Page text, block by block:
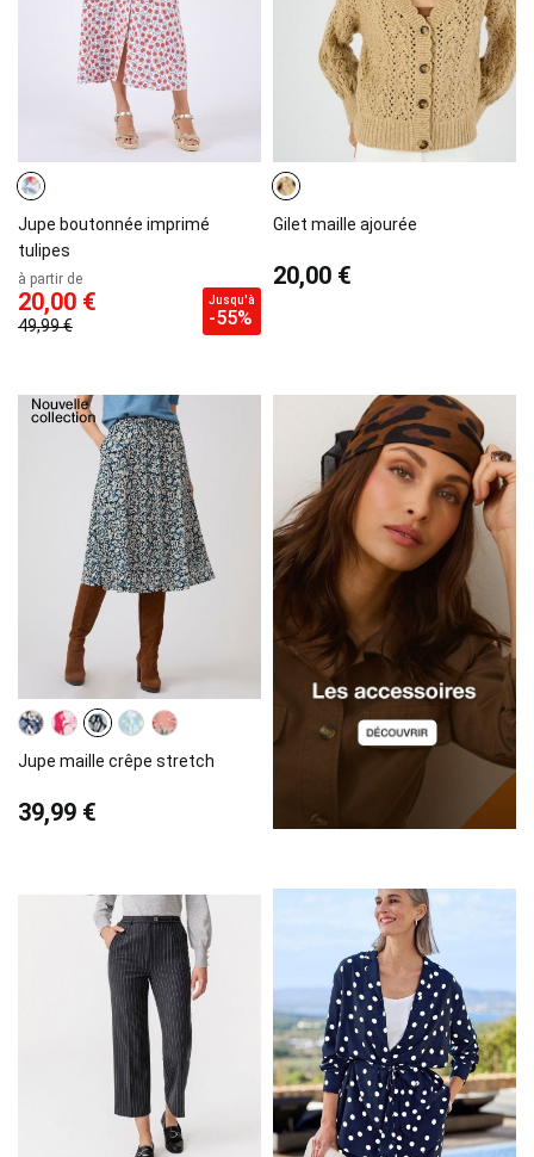
Jupe boutonnée imprimé
tulipes
à partir de
20,00 €
49,99 €
Jusqu'à
-55%
Gilet maille ajourée
20,00 €
Jupe maille crêpe stretch
39,99 €